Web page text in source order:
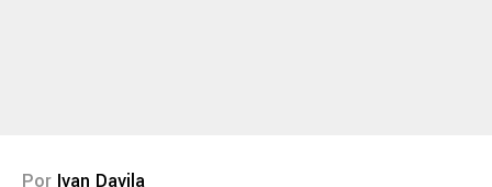
Por Ivan Davila